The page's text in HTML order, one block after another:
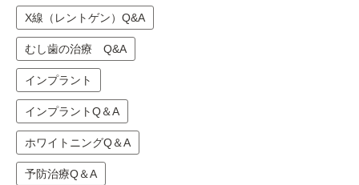
X線（レントゲン）Q&A
むし歯の治療 Q&A
インプラント
インプラントQ＆A
ホワイトニングQ＆A
予防治療Q＆A